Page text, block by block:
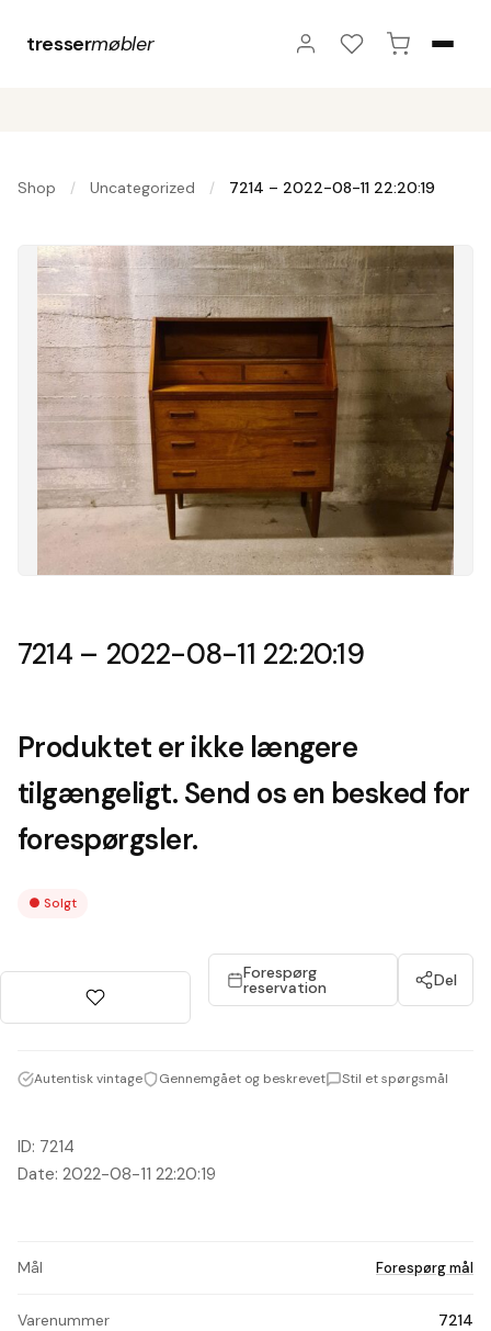
tressermøbler
Shop / Uncategorized / 7214 – 2022-08-11 22:20:19
7214 – 2022-08-11 22:20:19
ID: 7214
Date: 2022-08-11 22:20:19
Mål Forespørg mål
Varenummer 7214
Produktet er ikke længere
tilgængeligt. Send os en besked for
forespørgsler.
● Solgt
Forespørg
reservation Del
Autentisk vintage Gennemgået og beskrevet Stil et spørgsmål